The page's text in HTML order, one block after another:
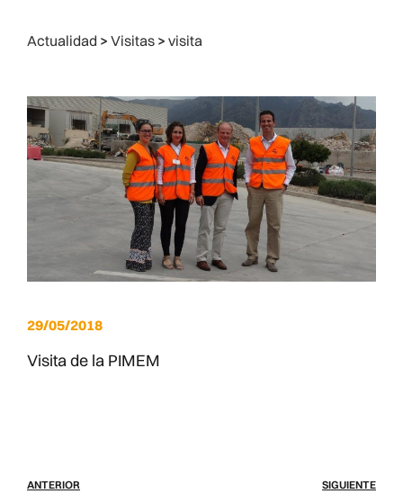
Actualidad > Visitas > visita
29/05/2018
Visita de la PIMEM
ANTERIOR SIGUIENTE